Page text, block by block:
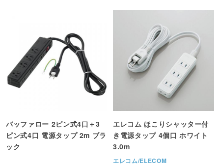
バッファロー 2ピン式4口＋3
ピン式4口 電源タップ 2m ブラ
ック
エレコム ほこりシャッター付
き電源タップ 4個口 ホワイト
3.0m
エレコム/ELECOM